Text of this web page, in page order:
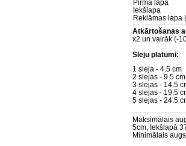
Pirmā lapa
Iekšlapa
Reklāmas lapa
Atkārtošanas
x2 un vairāk (-
Sleju platumi:
1 sleja - 4.5 cm
2 slejas - 9.5 cm
3 slejas - 14.5
4 slejas - 19.5
5 slejas - 24.5
Maksimālais
5cm, Iekšlapā
Minimālais